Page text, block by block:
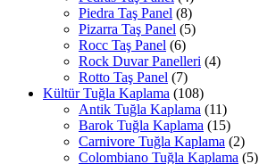
Piedra Taş Panel (8)
Pizarra Taş Panel (5)
Rocc Taş Panel (6)
Rock Duvar Panelleri (4)
Rotto Taş Panel (7)
Kültür Tuğla Kaplama (108)
Antik Tuğla Kaplama (11)
Barok Tuğla Kaplama (15)
Carnivore Tuğla Kaplama (2)
Colombiano Tuğla Kaplama (5)